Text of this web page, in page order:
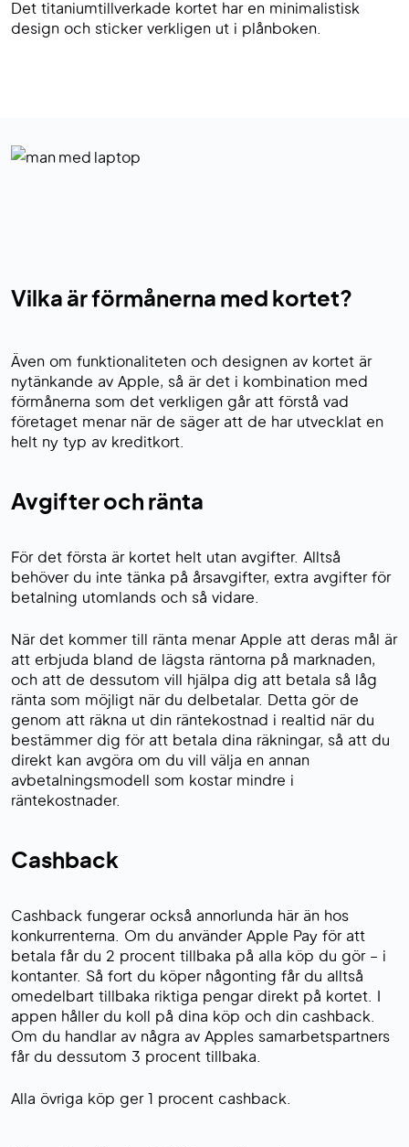
Det titaniumtillverkade kortet har en minimalistisk
design och sticker verkligen ut i plånboken.
Vilka är förmånerna med kortet?
Även om funktionaliteten och designen av kortet är
nytänkande av Apple, så är det i kombination med
förmånerna som det verkligen går att förstå vad
företaget menar när de säger att de har utvecklat en
helt ny typ av kreditkort.
Avgifter och ränta
För det första är kortet helt utan avgifter. Alltså
behöver du inte tänka på årsavgifter, extra avgifter för
betalning utomlands och så vidare.
När det kommer till ränta menar Apple att deras mål är
att erbjuda bland de lägsta räntorna på marknaden,
och att de dessutom vill hjälpa dig att betala så låg
ränta som möjligt när du delbetalar. Detta gör de
genom att räkna ut din räntekostnad i realtid när du
bestämmer dig för att betala dina räkningar, så att du
direkt kan avgöra om du vill välja en annan
avbetalningsmodell som kostar mindre i
räntekostnader.
Cashback
Cashback fungerar också annorlunda här än hos
konkurrenterna. Om du använder Apple Pay för att
betala får du 2 procent tillbaka på alla köp du gör – i
kontanter. Så fort du köper någonting får du alltså
omedelbart tillbaka riktiga pengar direkt på kortet. I
appen håller du koll på dina köp och din cashback.
Om du handlar av några av Apples samarbetspartners
får du dessutom 3 procent tillbaka.
Alla övriga köp ger 1 procent cashback.